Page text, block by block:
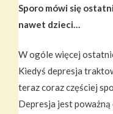
Sporo mówi się
nawet dzieci…
W ogóle więcej
Kiedyś depresja
teraz coraz częściej
Depresja jest